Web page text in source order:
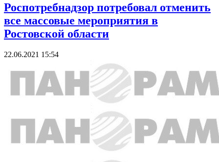
Роспотребнадзор потребовал отменить
все массовые мероприятия в
Ростовской области
22.06.2021 15:54